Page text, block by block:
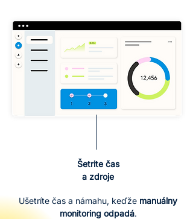
Šetrite čas
a zdroje
Ušetríte čas a námahu, keďže manuálny
monitoring odpadá.